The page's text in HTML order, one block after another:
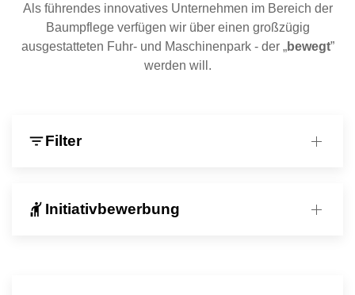
Als führendes innovatives Unternehmen im Bereich der
Baumpflege verfügen wir über einen großzügig
ausgestatteten Fuhr- und Maschinenpark - der „bewegt”
werden will.
filter_listFilter
hail Initiativbewerbung